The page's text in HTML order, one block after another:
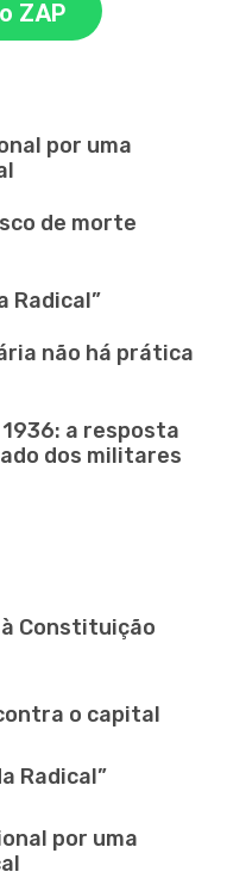
ZAP
por uma
de morte
Radical”
não há prática
a resposta
dos militares
à Constituição
o capital
Radical”
por uma